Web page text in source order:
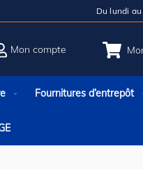
Du lundi
Mon compte
Fournitures d’entrepôt